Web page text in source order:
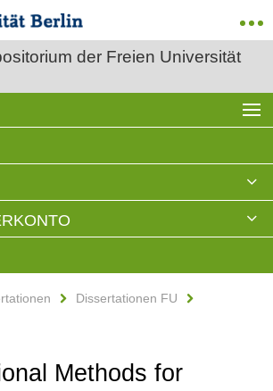
der Freien Universität
Dissertationen FU
Methods for